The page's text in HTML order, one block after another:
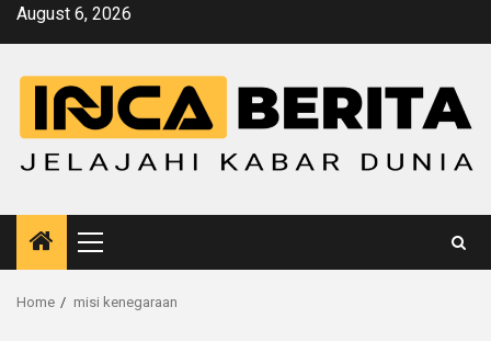
SkipAugust 6, 2026
Primary
Menu
Home misi kenegaraan